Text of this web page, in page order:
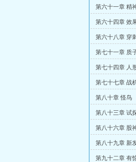
第六十一章 精
第六十四章 效
第六十八章 穿
第七十一章 质
第七十四章 人
第七十七章 战
第八十章 怪鸟
第八十三章 试
第八十六章 股
第八十九章 新
第九十二章 有